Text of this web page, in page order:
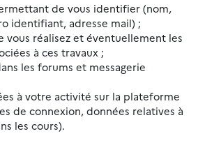
de vous identifier (nom,
identifiant, adresse mail) ;
vous réalisez et éventuellement les
à ces travaux ;
les forums et messagerie
à votre activité sur la plateforme
de connexion, données relatives à
les cours).